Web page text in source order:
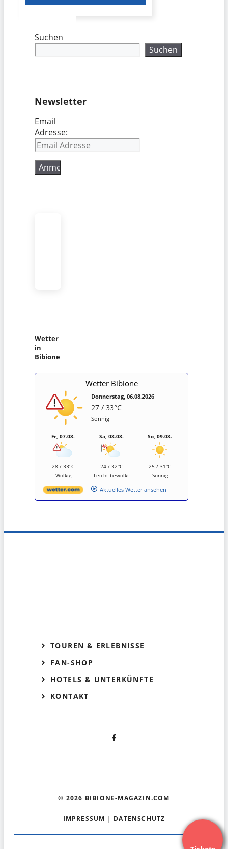
Suchen
Suchen
Newsletter
Email
Adresse:
Wetter
in
Bibione
Wetter Bibione
Donnerstag, 06.08.2026
27 / 33°C
Sonnig
Fr, 07.08.
28 / 33°C
Wolkig
Sa, 08.08.
24 / 32°C
Leicht bewölkt
So, 09.08.
25 / 31°C
Sonnig
Aktuelles Wetter ansehen
TOUREN & ERLEBNISSE
FAN-SHOP
HOTELS & UNTERKÜNFTE
KONTAKT
© 2026 BIBIONE-MAGAZIN.COM
IMPRESSUM | DATENSCHUTZ